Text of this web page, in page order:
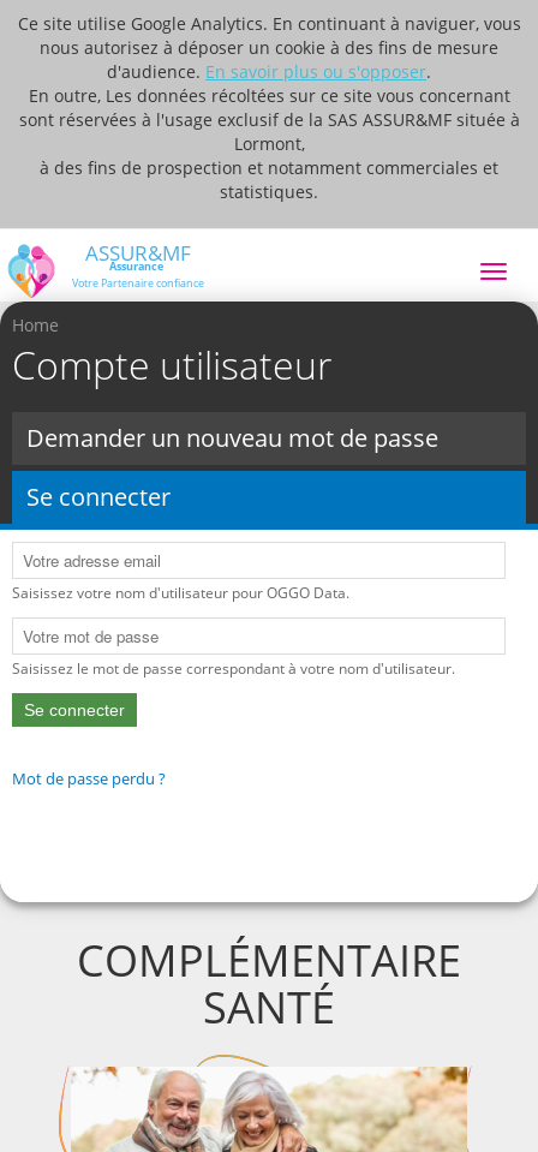
Ce site utilise Google Analytics. En continuant à naviguer, vous
nous autorisez à déposer un cookie à des fins de mesure
d'audience. En savoir plus ou s'opposer.
En outre, Les données récoltées sur ce site vous concernant
sont réservées à l'usage exclusif de la SAS ASSUR&MF située à
Lormont,
à des fins de prospection et notamment commerciales et
statistiques.
COMPLÉMENTAIRE
SANTÉ